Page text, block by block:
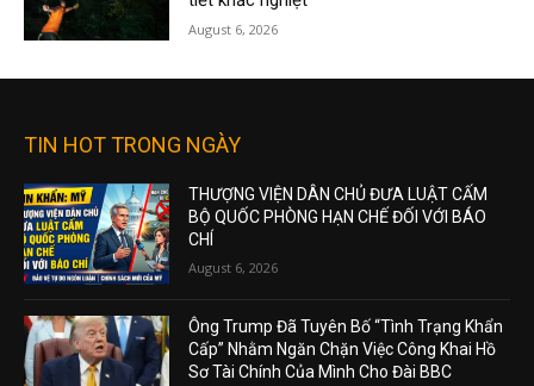
August 6, 2026
TIN HOT TRONG NGÀY
THƯỢNG VIỆN DÂN CHỦ ĐƯA LUẬT CẤM
BỘ QUỐC PHÒNG HẠN CHẾ ĐỐI VỚI BÁO
CHÍ
August 6, 2026
Ông Trump Đã Tuyên Bố “Tình Trạng Khẩn
Cấp” Nhằm Ngăn Chặn Việc Công Khai Hồ
Sơ Tài Chính Của Mình Cho Đài BBC